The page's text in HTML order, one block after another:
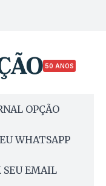
50 ANOS
OPÇÃO
WHATSAPP
SEU EMAIL